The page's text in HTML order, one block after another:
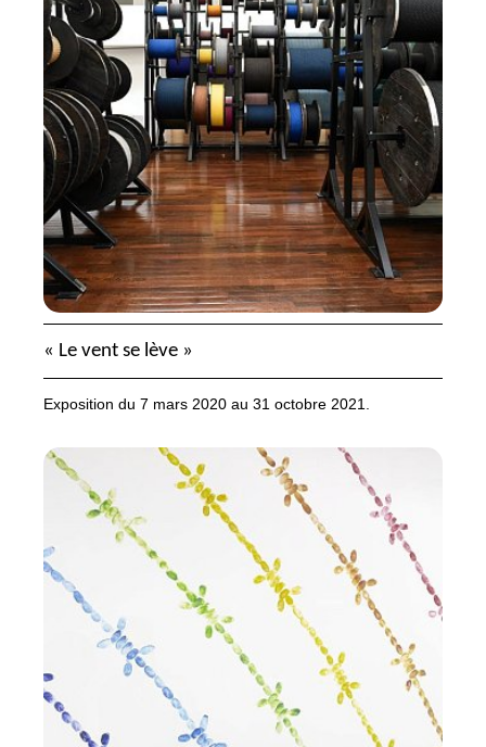
« Le vent se lève »
Exposition du 7 mars 2020 au 31 octobre 2021.